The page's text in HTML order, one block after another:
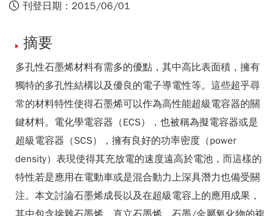
刊登日期：2015/06/01
摘要
多孔性石墨烯材料有需多的優點，其中高比表面積，擁有
獨特的多孔性結構以及優良的電子導電性等。這些超乎尋
常的材料特性使得石墨烯可以作為高性能超級電容器的關
鍵材料。電化學電容器（ECS），也被稱為擬電容器或是
超級電容器（SCS），擁有良好的功率密度（power
density）表現使得其充放電的速度遠高於電池，而這樣的
特性若是應用在電動車或是混合動力上深具潛力也備受關
注。本文討論石墨烯成長以及在超級電容上的應用成果，